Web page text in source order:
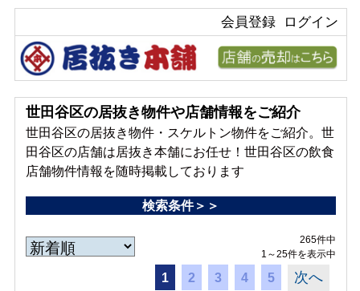
ログイン
会員登録
世田谷区の居抜き物件や店舗情報をご紹介
世田谷区の居抜き物件・スケルトン物件をご紹介。世
田谷区の店舗は居抜き本舗にお任せ！世田谷区の飲食
店舗物件情報を随時掲載しております
検索条件＞＞
265件中
1～25件を表示中
1 2 3 4 5 次へ